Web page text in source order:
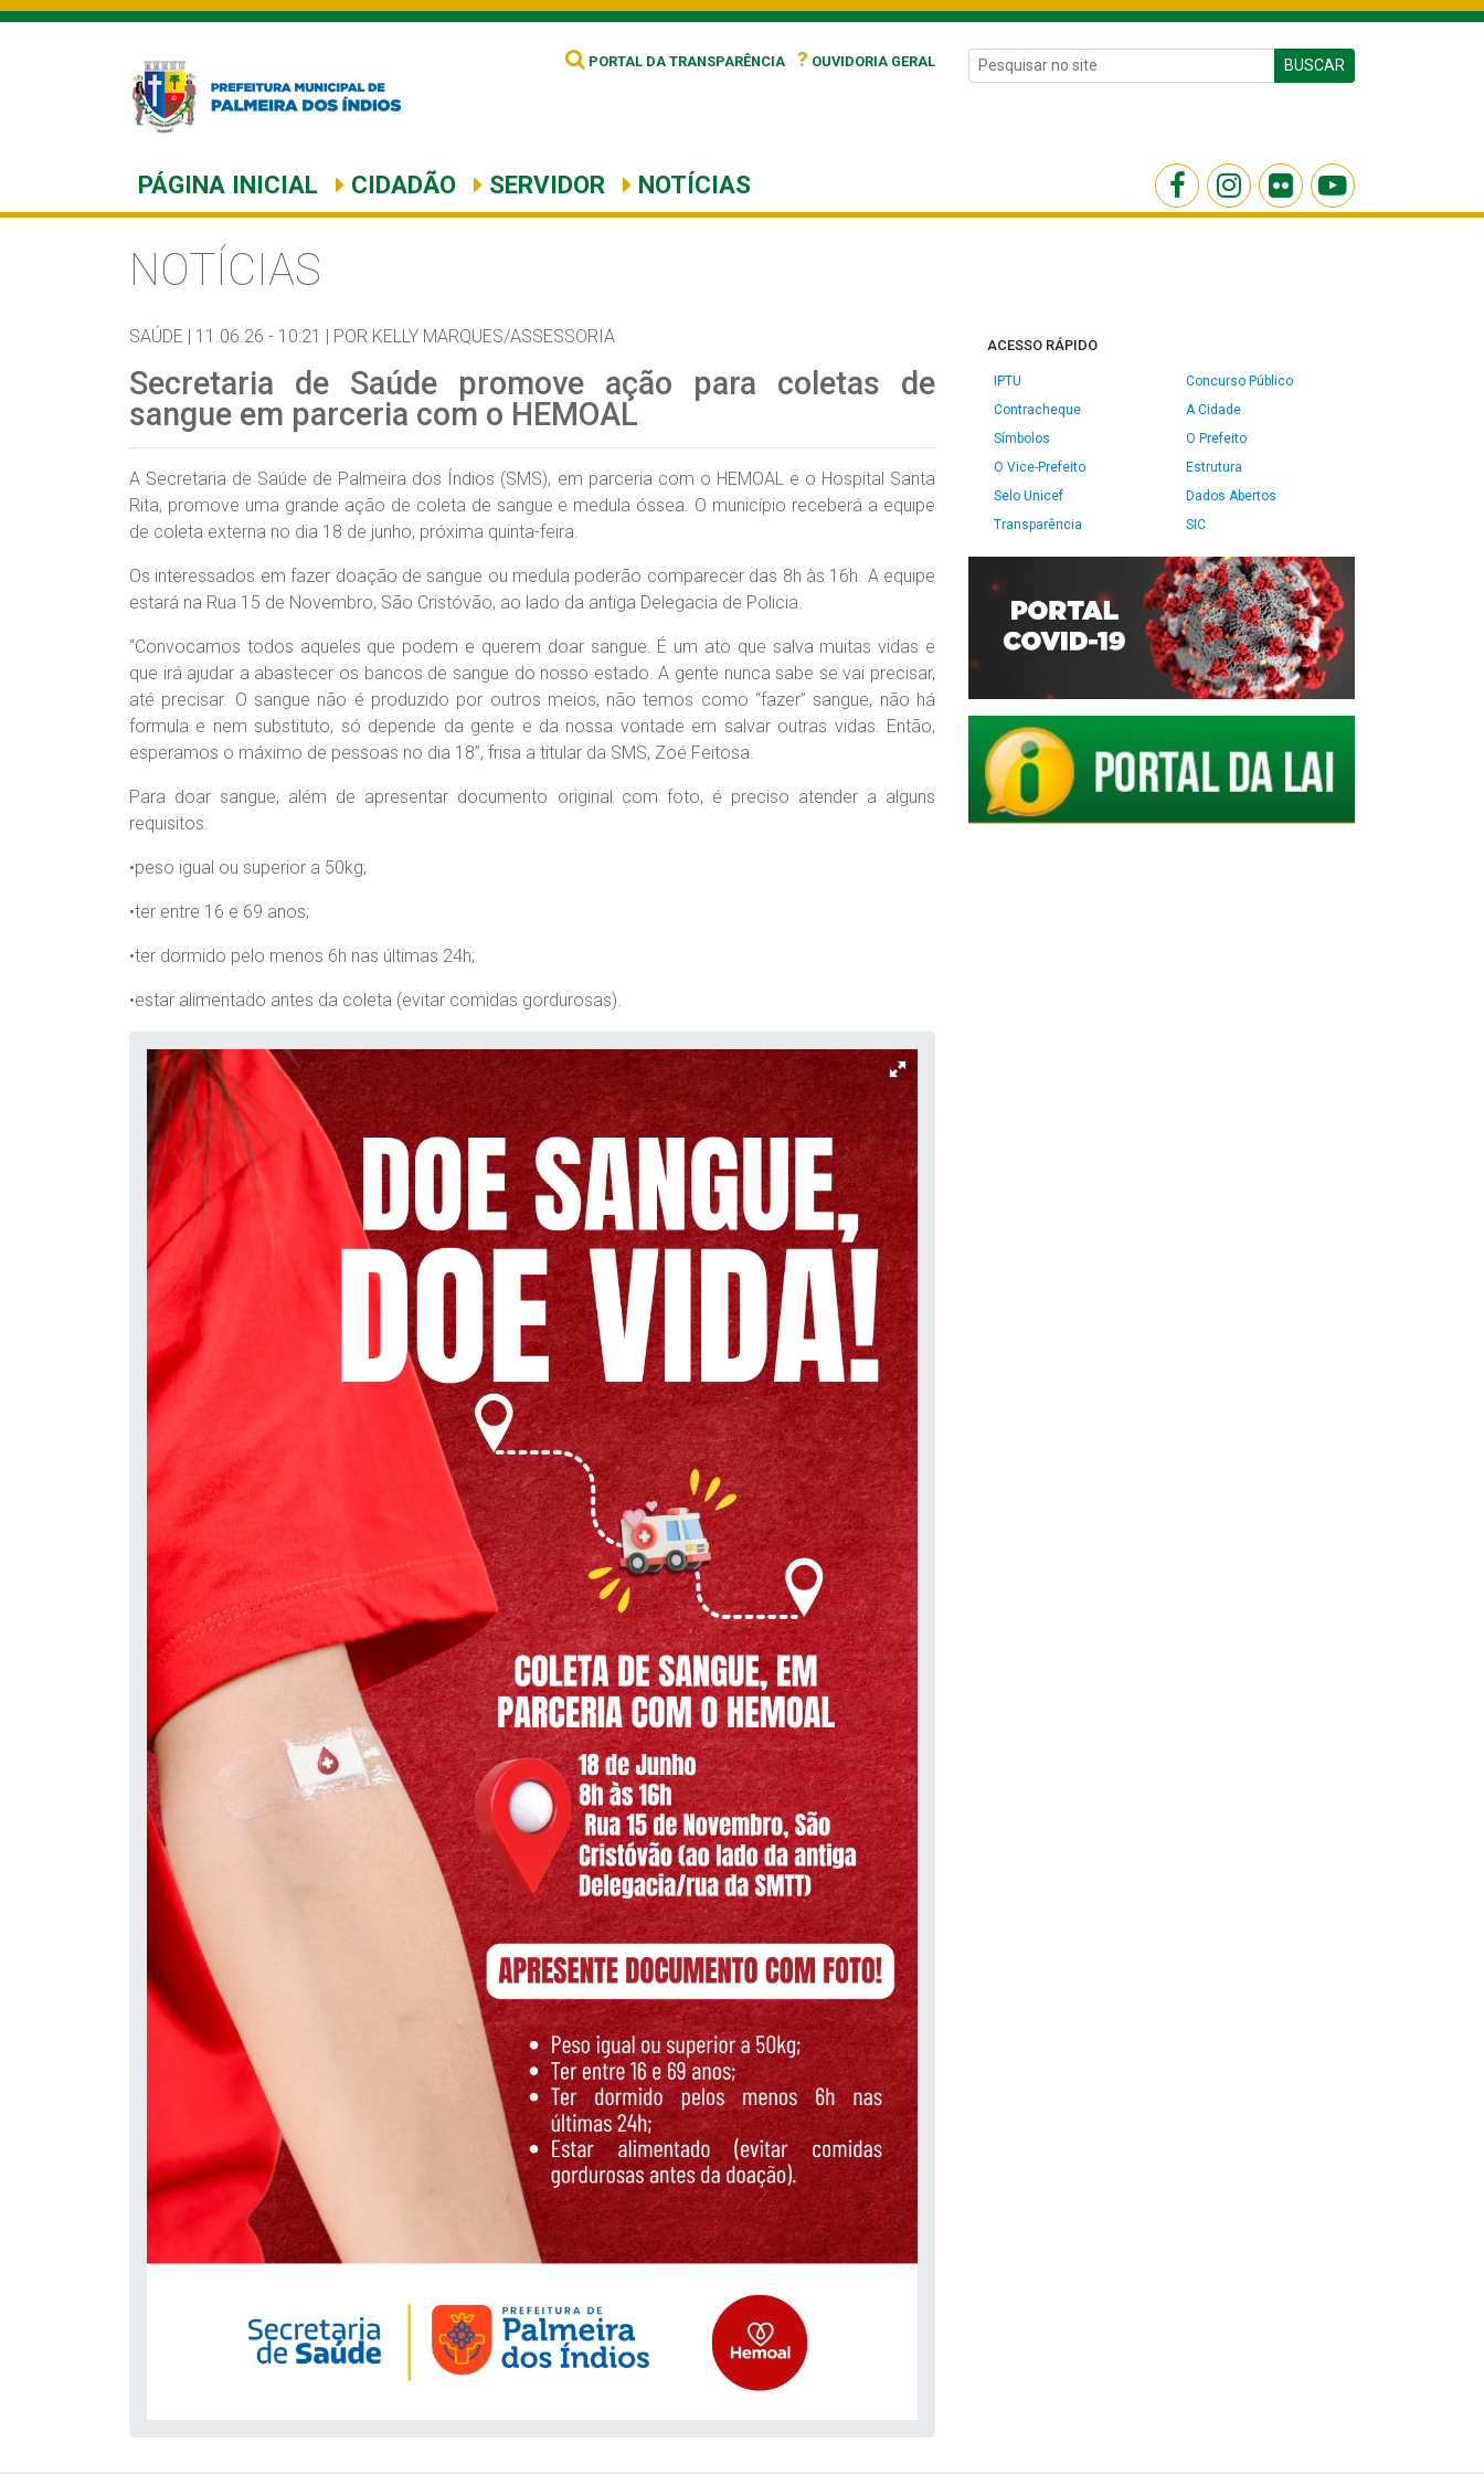
PORTAL DA TRANSPARÊNCIA ? OUVIDORIA GERAL BUSCAR
PÁGINA INICIAL CIDADÃO SERVIDOR NOTÍCIAS
NOTÍCIAS
SAÚDE | 11.06.26 - 10:21 | POR KELLY MARQUES/ASSESSORIA
Secretaria de Saúde promove ação para coletas de
sangue em parceria com o HEMOAL
A Secretaria de Saúde de Palmeira dos Índios (SMS), em parceria com o HEMOAL e o Hospital Santa
Rita, promove uma grande ação de coleta de sangue e medula óssea. O município receberá a equipe
de coleta externa no dia 18 de junho, próxima quinta-feira.
Os interessados em fazer doação de sangue ou medula poderão comparecer das 8h às 16h. A equipe
estará na Rua 15 de Novembro, São Cristóvão, ao lado da antiga Delegacia de Policia.
“Convocamos todos aqueles que podem e querem doar sangue. É um ato que salva muitas vidas e
que irá ajudar a abastecer os bancos de sangue do nosso estado. A gente nunca sabe se vai precisar,
até precisar. O sangue não é produzido por outros meios, não temos como “fazer” sangue, não há
formula e nem substituto, só depende da gente e da nossa vontade em salvar outras vidas. Então,
esperamos o máximo de pessoas no dia 18”, frisa a titular da SMS, Zoé Feitosa.
Para doar sangue, além de apresentar documento original com foto, é preciso atender a alguns
requisitos:
•peso igual ou superior a 50kg;
•ter entre 16 e 69 anos;
•ter dormido pelo menos 6h nas últimas 24h;
•estar alimentado antes da coleta (evitar comidas gordurosas).
ACESSO RÁPIDO
IPTU
Concurso Público
Contracheque
A Cidade
Símbolos
O Prefeito
O Vice-Prefeito
Estrutura
Selo Unicef
Dados Abertos
Transparência
SIC